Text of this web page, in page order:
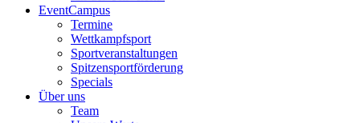
EventCampus
Termine
Wettkampfsport
Sportveranstaltungen
Spitzensportförderung
Specials
Über uns
Team